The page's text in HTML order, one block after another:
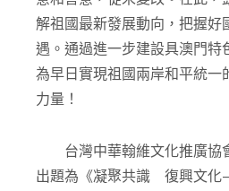
解祖國最新發展動向，把握好
遇。通過進一步建設具澳門特
為早日實現祖國兩岸和平統一
力量！
台灣中華翰維文化推廣協
出題為《凝聚共識 復興文化